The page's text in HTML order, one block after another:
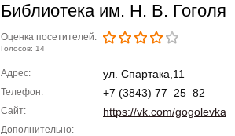
Библиотека им. Н. В. Гоголя
Оценка посетителей:
Голосов: 14
Адрес: ул. Спартака,11
Телефон: +7 (3843) 77‒25‒82
Сайт: https://vk.com/gogolevka
Дополнительно: